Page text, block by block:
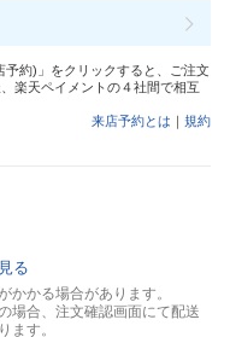
約)」をクリックすると、ご注文
楽天ペイメントの４社間で相互
来店予約とは ｜ 規約
る
かる場合があります。
場合、注文確認画面にて配送
ます。